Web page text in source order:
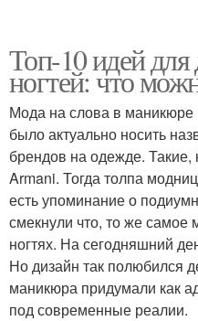
Топ-10 идей для
ногтей: что
Мода на слова в маникюре
было актуально носить
брендов на одежде. Такие,
Armani. Тогда толпа
есть упоминание о
смекнули что, то же
ногтях. На сегодняшний
Но дизайн так полюбился
маникюра придумали как
под современные реалии.